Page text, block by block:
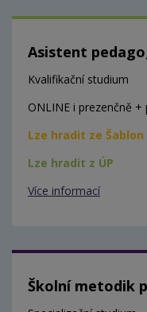
Asistent
Kvalifikační studium
ONLINE i prezenčně +
Lze hradit ze Šablon
Lze hradit z ÚP
Více informací
Školní metodik